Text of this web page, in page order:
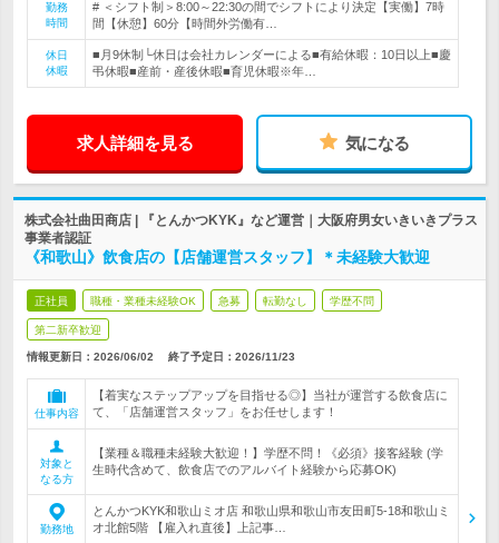
勤務
時間
# ＜シフト制＞8:00～22:30の間でシフトにより決定【実働】7時
間【休憩】60分【時間外労働有…
休日
休暇
■月9休制└休日は会社カレンダーによる■有給休暇：10日以上■慶
弔休暇■産前・産後休暇■育児休暇※年…
求人詳細を見る 気になる
株式会社曲田商店 | 『とんかつKYK』など運営｜大阪府男女いきいきプラス
事業者認証
《和歌山》飲食店の【店舗運営スタッフ】＊未経験大歓迎
正社員 職種・業種未経験OK 急募 転勤なし 学歴不問
第二新卒歓迎
情報更新日：2026/06/02 終了予定日： 2026/11/23
仕事内容
【着実なステップアップを目指せる◎】当社が運営する飲食店に
て、「店舗運営スタッフ」をお任せします！
対象と
なる方
【業種＆職種未経験大歓迎！】学歴不問！《必須》接客経験 (学
生時代含めて、飲食店でのアルバイト経験から応募OK)
勤務地
とんかつKYK和歌山ミオ店 和歌山県和歌山市友田町5-18和歌山ミ
オ北館5階 【雇入れ直後】上記事…